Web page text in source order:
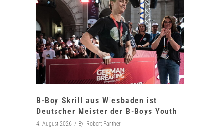
B-Boy Skrill aus Wiesbaden ist
Deutscher Meister der B-Boys Youth
4. August 2026 By Robert Panther